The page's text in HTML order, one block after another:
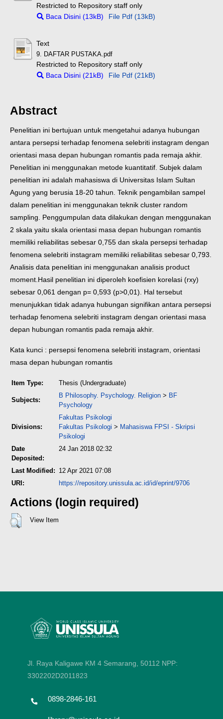
Restricted to Repository staff only
Baca Disini (13kB)
File Pdf (13kB)
Text
9. DAFTAR PUSTAKA.pdf
Restricted to Repository staff only
Baca Disini (21kB)
File Pdf (21kB)
Abstract
Penelitian ini bertujuan untuk mengetahui adanya hubungan
antara persepsi terhadap fenomena selebriti instagram dengan
orientasi masa depan hubungan romantis pada remaja akhir.
Penelitian ini menggunakan metode kuantitatif. Subjek dalam
penelitian ini adalah mahasiswa di Universitas Islam Sultan
Agung yang berusia 18-20 tahun. Teknik pengambilan sampel
dalam penelitian ini menggunakan teknik cluster random
sampling. Penggumpulan data dilakukan dengan menggunakan
2 skala yaitu skala orientasi masa depan hubungan romantis
memiliki reliabilitas sebesar 0,755 dan skala persepsi terhadap
fenomena selebriti instagram memiliki reliabilitas sebesar 0,793.
Analisis data penelitian ini menggunakan analisis product
moment. Hasil penelitian ini diperoleh koefisien korelasi (rxy)
sebesar 0,061 dengan p= 0,593 (p>0,01). Hal tersebut
menunjukkan tidak adanya hubungan signifikan antara persepsi
terhadap fenomena selebriti instagram dengan orientasi masa
depan hubungan romantis pada remaja akhir.
Kata kunci : persepsi fenomena selebriti instagram, orientasi
masa depan hubungan romantis
Item Type: Thesis (Undergraduate)
Subjects:
B Philosophy. Psychology. Religion > BF
Psychology
Divisions:
Fakultas Psikologi
Fakultas Psikologi > Mahasiswa FPSI - Skripsi
Psikologi
Date
Deposited:
24 Jan 2018 02:32
Last Modified: 12 Apr 2021 07:08
URI:
https://repository.unissula.ac.id/id/eprint/9706
Actions (login required)
View Item
Jl. Raya Kaligawe KM 4 Semarang, 50112 NPP:
3302202D2011823
0898-2846-161